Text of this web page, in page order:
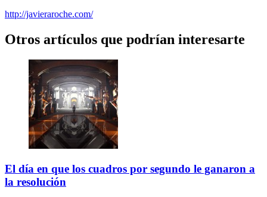
http://javieraroche.com/
Otros artículos que podrían interesarte
El día en que los cuadros por segundo le ganaron a
la resolución